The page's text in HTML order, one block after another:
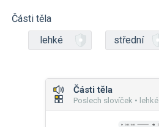
Části těla
lehké
střední
Části těla
Poslech slovíček • lehké